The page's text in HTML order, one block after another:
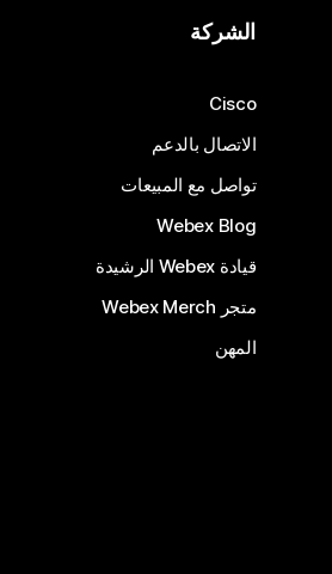
الشركة
Cisco
الاتصال بالدعم
تواصل مع المبيعات
Webex Blog
قيادة Webex الرشيدة
متجر Webex Merch
المهن